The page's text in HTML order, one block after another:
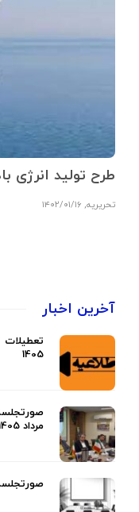
طرح تولید انرژی
تحریریه, ۱۴۰۲/۰۱/۱۶
آخرین اخبار
1405
مرداد 1405)
صورتجلسه